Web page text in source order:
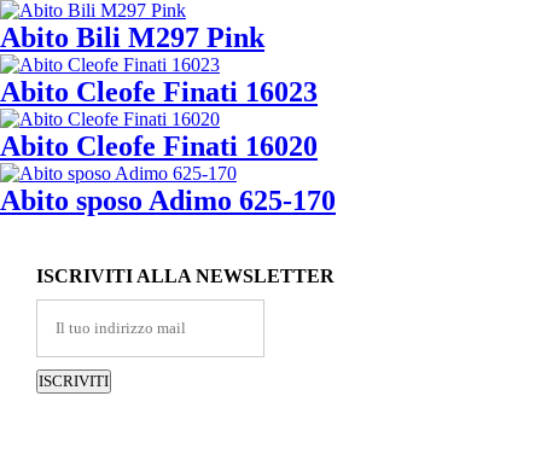
Abito Bili M297 Pink
Abito Cleofe Finati 16023
Abito Cleofe Finati 16020
Abito sposo Adimo 625-170
ISCRIVITI ALLA NEWSLETTER